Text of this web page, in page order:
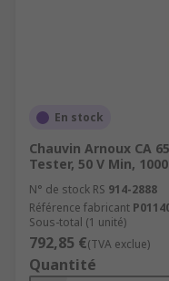
En stock
Chauvin Arnoux CA
Tester, 50 V Min,
N° de stock RS 914-2888
Référence fabricant
Sous-total (1 unité)
792,85 €(TVA exclue)
Quantité